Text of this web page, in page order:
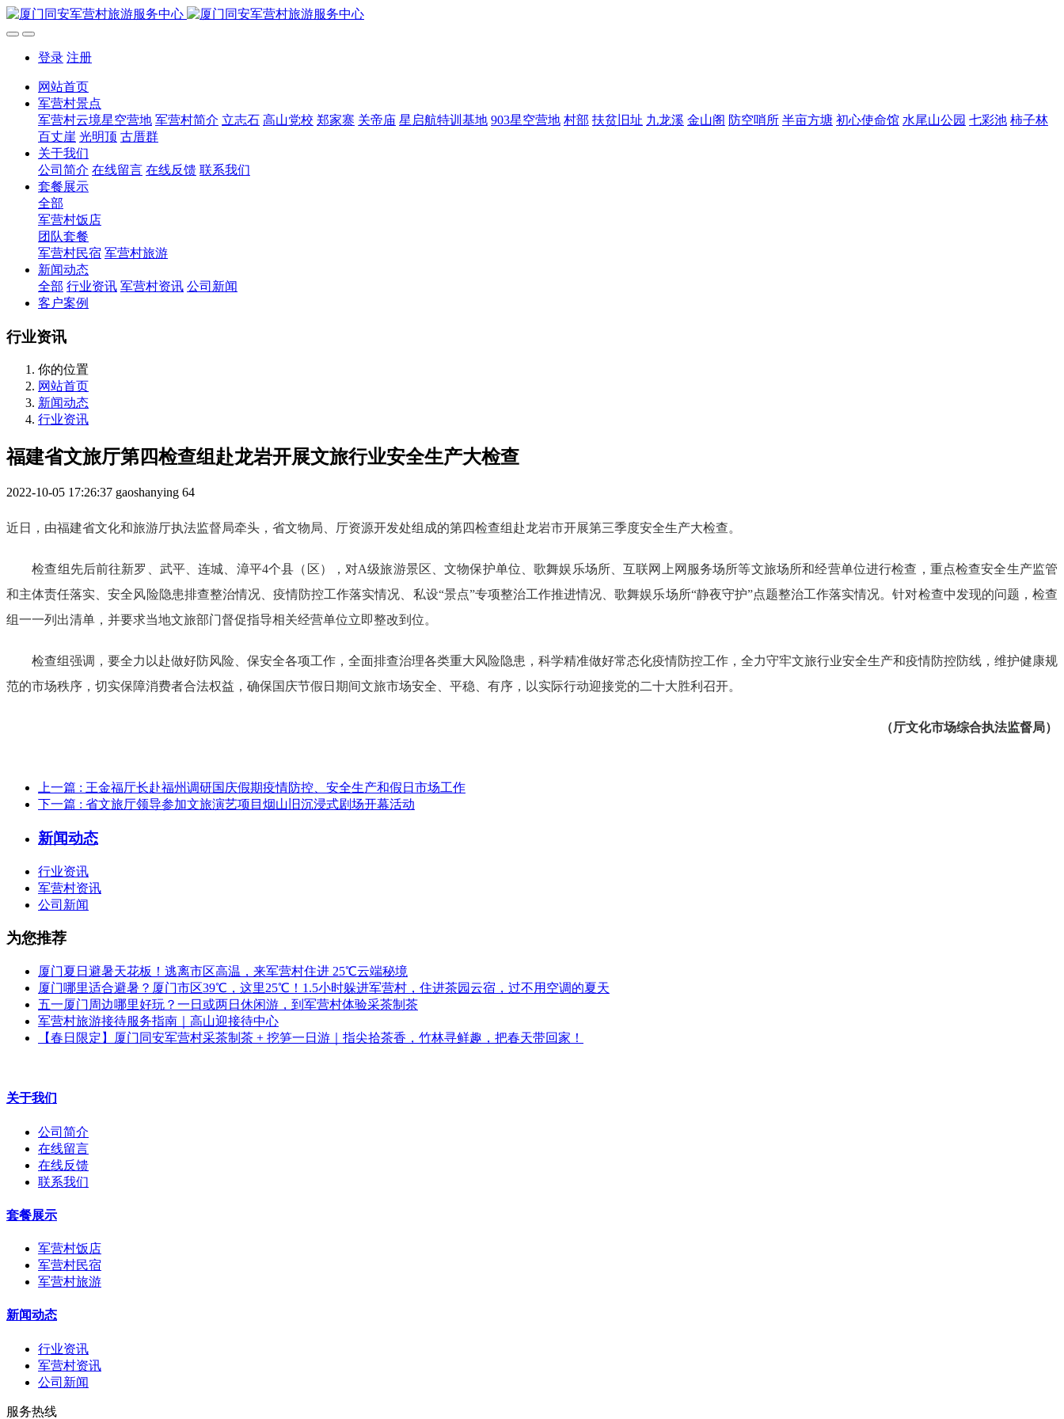
登录 注册
网站首页
军营村景点
军营村云境星空营地 军营村简介 立志石 高山党校 郑家寨 关帝庙 星启航特训基地 903星空营地 村部 扶贫旧址 九龙溪 金山阁 防空哨所 半亩方塘 初心使命馆 水尾山公园 七彩池 柿子林
百丈崖 光明顶 古厝群
关于我们
公司简介 在线留言 在线反馈 联系我们
套餐展示
全部
军营村饭店
团队套餐
军营村民宿 军营村旅游
新闻动态
全部 行业资讯 军营村资讯 公司新闻
客户案例
行业资讯
你的位置
网站首页
新闻动态
行业资讯
福建省文旅厅第四检查组赴龙岩开展文旅行业安全生产大检查
2022-10-05 17:26:37 gaoshanying 64
近日，由福建省文化和旅游厅执法监督局牵头，省文物局、厅资源开发处组成的第四检查组赴龙岩市开展第三季度安全生产大检查。
检查组先后前往新罗、武平、连城、漳平4个县（区），对A级旅游景区、文物保护单位、歌舞娱乐场所、互联网上网服务场所等文旅场所和经营单位进行检查，重点检查安全生产监管
和主体责任落实、安全风险隐患排查整治情况、疫情防控工作落实情况、私设“景点”专项整治工作推进情况、歌舞娱乐场所“静夜守护”点题整治工作落实情况。针对检查中发现的问题，检查
组一一列出清单，并要求当地文旅部门督促指导相关经营单位立即整改到位。
检查组强调，要全力以赴做好防风险、保安全各项工作，全面排查治理各类重大风险隐患，科学精准做好常态化疫情防控工作，全力守牢文旅行业安全生产和疫情防控防线，维护健康规
范的市场秩序，切实保障消费者合法权益，确保国庆节假日期间文旅市场安全、平稳、有序，以实际行动迎接党的二十大胜利召开。
（厅文化市场综合执法监督局）
上一篇 : 王金福厅长赴福州调研国庆假期疫情防控、安全生产和假日市场工作
下一篇 : 省文旅厅领导参加文旅演艺项目烟山旧沉浸式剧场开幕活动
新闻动态
行业资讯
军营村资讯
公司新闻
为您推荐
厦门夏日避暑天花板！逃离市区高温，来军营村住进 25℃云端秘境
厦门哪里适合避暑？厦门市区39℃，这里25℃！1.5小时躲进军营村，住进茶园云宿，过不用空调的夏天
五一厦门周边哪里好玩？一日或两日休闲游，到军营村体验采茶制茶
军营村旅游接待服务指南｜高山迎接待中心
【春日限定】厦门同安军营村采茶制茶 + 挖笋一日游｜指尖拾茶香，竹林寻鲜趣，把春天带回家！
关于我们
公司简介
在线留言
在线反馈
联系我们
套餐展示
军营村饭店
军营村民宿
军营村旅游
新闻动态
行业资讯
军营村资讯
公司新闻
服务热线